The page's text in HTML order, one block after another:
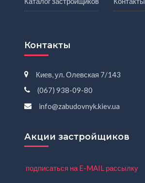
Контакты
Киев, ул. Олевская 7/143
(067) 938-09-80
info@zabudovnyk.kiev.ua
Акции застройщиков
подписаться на E-MAIL рассылку